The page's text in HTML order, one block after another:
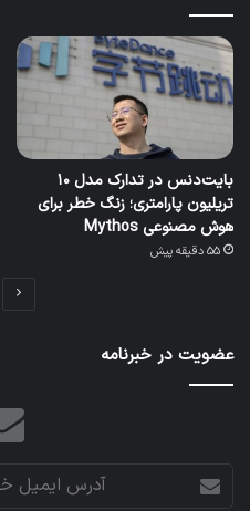
بایت‌دنس در تدارک مدل ۱۰
تریلیون پارامتری؛ زنگ خطر برای
هوش مصنوعی Mythos
55 دقیقه پیش
عضویت در خبرنامه
آدرس
ایمیل